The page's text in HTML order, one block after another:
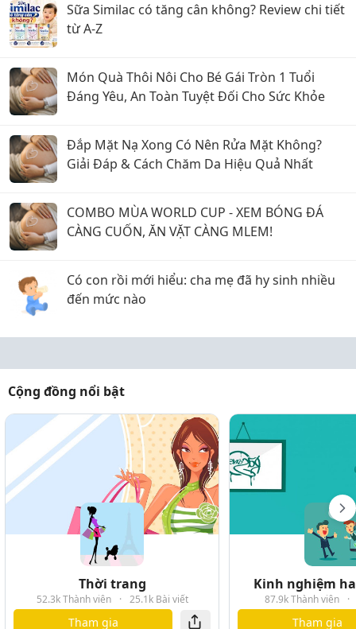
Sữa Similac có tăng cân không? Review chi tiết
từ A-Z
Món Quà Thôi Nôi Cho Bé Gái Tròn 1 Tuổi
Đáng Yêu, An Toàn Tuyệt Đối Cho Sức Khỏe
Đắp Mặt Nạ Xong Có Nên Rửa Mặt Không?
Giải Đáp & Cách Chăm Da Hiệu Quả Nhất
COMBO MÙA WORLD CUP - XEM BÓNG ĐÁ
CÀNG CUỐN, ĂN VẶT CÀNG MLEM!
Có con rồi mới hiểu: cha mẹ đã hy sinh nhiều
đến mức nào
Cộng đồng nổi bật
Thời trang
52.3k Thành viên · 25.1k Bài viết
Tham gia
Kinh nghiệm
87.9k Thành viên ·
Tham gia